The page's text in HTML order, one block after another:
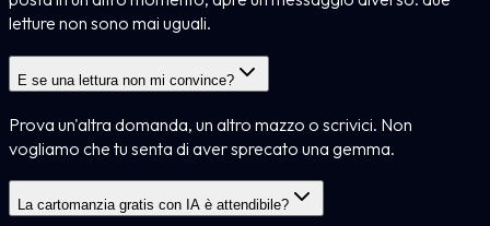
letture non sono mai uguali.
E se una lettura non mi convince?
Prova un'altra domanda, un altro mazzo o scrivici. Non
vogliamo che tu senta di aver sprecato una gemma.
La cartomanzia gratis con IA è attendibile?